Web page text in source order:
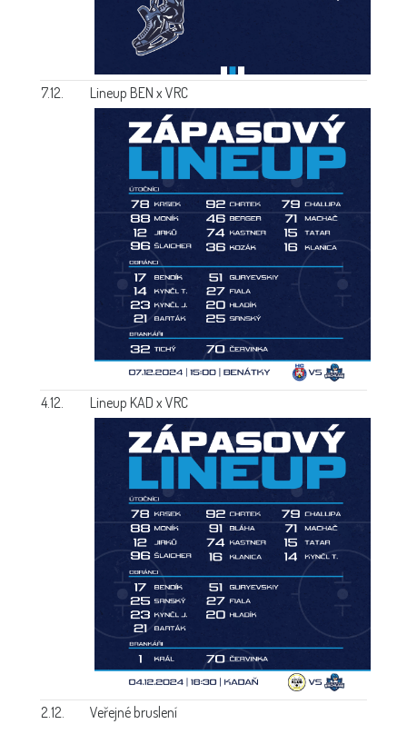
7.12. Lineup BEN x VRC
4.12. Lineup KAD x VRC
2.12. Veřejné bruslení